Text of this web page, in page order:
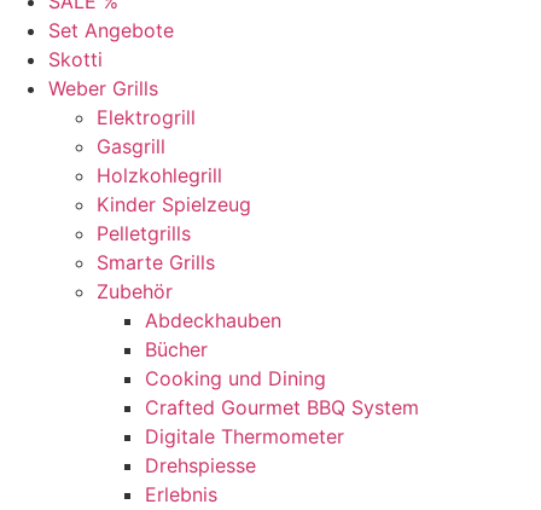
Set Angebote
Skotti
Weber Grills
Elektrogrill
Gasgrill
Holzkohlegrill
Kinder Spielzeug
Pelletgrills
Smarte Grills
Zubehör
Abdeckhauben
Bücher
Cooking und Dining
Crafted Gourmet BBQ System
Digitale Thermometer
Drehspiesse
Erlebnis